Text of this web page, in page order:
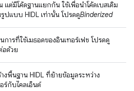
แต่มีโค้ดฐานแยกกัน ใช้เพื่อนําโค้ดเบสเดิม
รูปแบบ HIDL เท่านั้น โปรดดูBinderized
การที่ใช้เมธอดของอินเทอร์เฟซ โปรดดู
อด้วย
างพื้นฐาน HIDL ที่ย้ายข้อมูลระหว่าง
อร์กับไคลเอ็นต์